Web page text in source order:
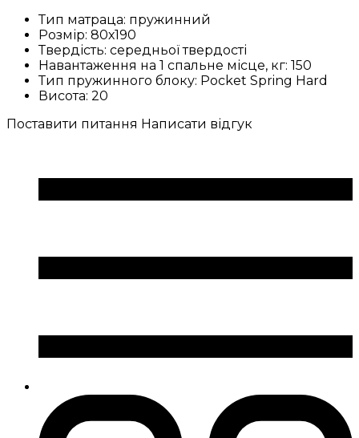
Тип матраца: пружинний
Розмір: 80х190
Твердість: середньої твердості
Навантаження на 1 спальне місце, кг: 150
Тип пружинного блоку: Pocket Spring Hard
Висота: 20
Поставити питання Написати відгук